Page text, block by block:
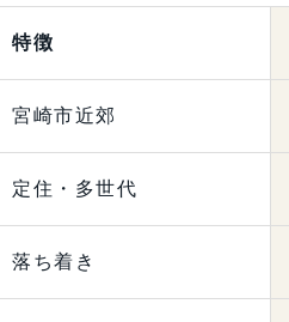
特徴
宮崎市近郊
定住・多世代
落ち着き